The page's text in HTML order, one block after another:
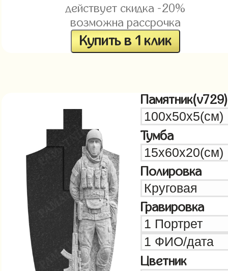
действует скидка -20%
возможна рассрочка
Купить в 1 клик
Памятник(v729)
Тумба
Полировка
Гравировка
Цветник